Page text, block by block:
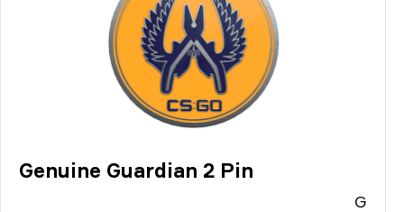
Genuine Guardian 2 Pin
G